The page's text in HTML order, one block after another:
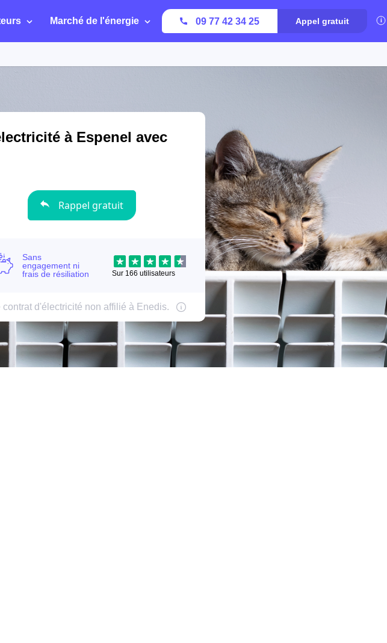
Marché de l'énergie 09 77 42 34 25 Appel gratuit